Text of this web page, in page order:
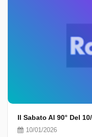
Il Sabato Al 90° Del
10/01/2026